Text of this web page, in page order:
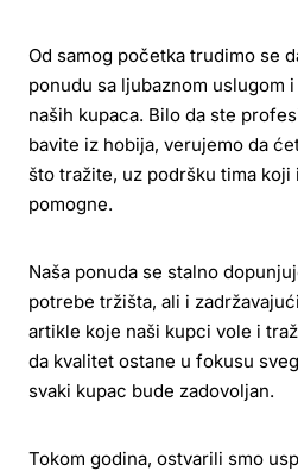
Od samog početka trudimo se
ponudu sa ljubaznom uslugom
naših kupaca. Bilo da ste
bavite iz hobija, verujemo da
što tražite, uz podršku tima
pomogne.
Naša ponuda se stalno
potrebe tržišta, ali i
artikle koje naši kupci vole i
da kvalitet ostane u fokusu
svaki kupac bude zadovoljan.
Tokom godina, ostvarili smo